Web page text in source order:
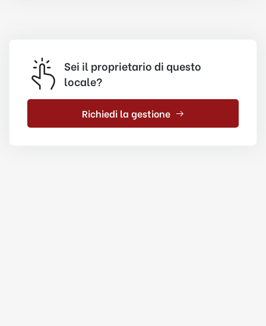
Sei il proprietario di questo
locale?
Richiedi la gestione